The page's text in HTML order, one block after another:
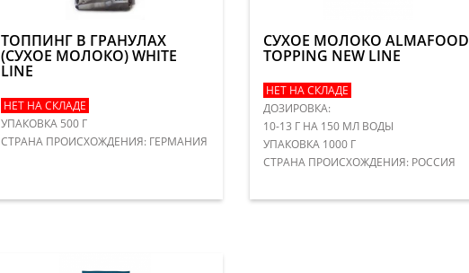
ТОППИНГ В ГРАНУЛАХ
(СУХОЕ МОЛОКО) WHITE
LINE
НЕТ НА СКЛАДЕ
УПАКОВКА 500 Г
​СТРАНА ПРОИСХОЖДЕНИЯ: ГЕРМАНИЯ
СУХОЕ МОЛОКО ALMAFOOD
TOPPING NEW LINE
НЕТ НА СКЛАДЕ
ДОЗИРОВКА:
10-13 Г НА 150 МЛ ВОДЫ
УПАКОВКА 1000 Г
​СТРАНА ПРОИСХОЖДЕНИЯ: РОССИЯ